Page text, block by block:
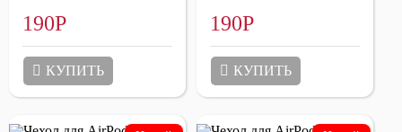
190Р
КУПИТЬ
190Р
КУПИТЬ